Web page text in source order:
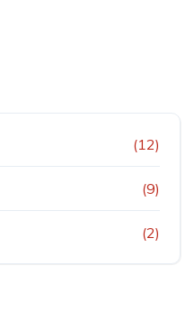
(12)
(9)
(2)